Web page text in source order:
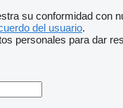
su conformidad con
del usuario.
personales para dar